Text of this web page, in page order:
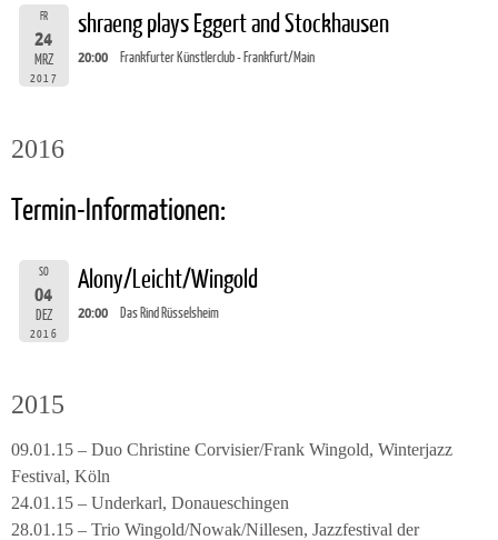
FR
24
MRZ
2017
shraeng plays Eggert and Stockhausen
20:00 Frankfurter Künstlerclub - Frankfurt/Main
2016
Termin-Informationen:
SO
04
DEZ
2016
Alony/Leicht/Wingold
20:00 Das Rind Rüsselsheim
2015
09.01.15 – Duo Christine Corvisier/Frank Wingold, Winterjazz
Festival, Köln
24.01.15 – Underkarl, Donaueschingen
28.01.15 – Trio Wingold/Nowak/Nillesen, Jazzfestival der